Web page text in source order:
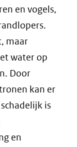
en vogels,
maar
water op
Door
kan er
is
en